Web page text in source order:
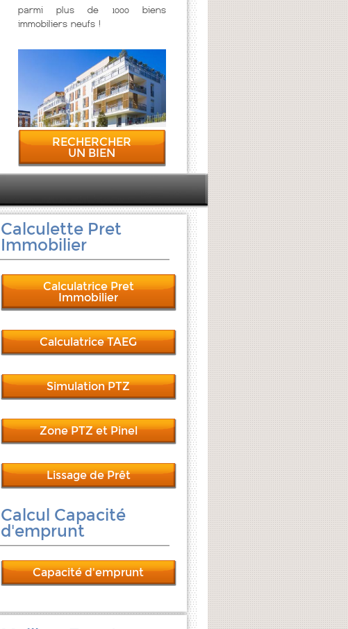
parmi plus de 1000 biens
immobiliers neufs !
RECHERCHER
UN BIEN
Calculette Pret
Immobilier
Calculatrice Pret
Immobilier
Calculatrice TAEG
Simulation PTZ
Zone PTZ et Pinel
Lissage de Prêt
Calcul Capacité
d'emprunt
Capacité d'emprunt